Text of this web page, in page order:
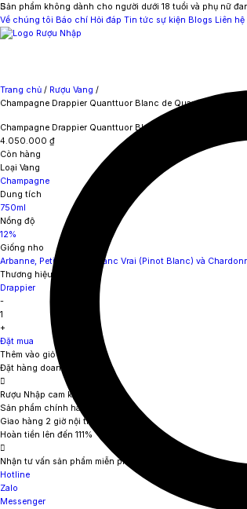
Sản phẩm không dành cho người dưới 18 tuổi và phụ nữ
Về chúng tôi Báo chí Hỏi đáp Tin tức sự kiện Blogs Liên hệ
Trang chủ / Rượu Vang /
Champagne Drappier Quanttuor Blanc de Quantre Blancs
Champagne Drappier Quanttuor Blanc de Quantre Blancs
4.050.000 ₫
Còn hàng
Loại Vang
Champagne
Dung tích
750ml
Nồng độ
12%
Giống nho
Arbanne, Petit Meslier, Blanc Vrai (Pinot Blanc) và
Thương hiệu
Drappier
-
1
+
Đặt mua
Thêm vào giỏ hàng
Đặt hàng doanh nghiệp
Rượu Nhập cam kết
Sản phẩm chính hãng
Giao hàng 2 giờ nội thành
Hoàn tiền lên đến 111%
Nhận tư vấn sản phẩm miễn phí
Hotline
Zalo
Messenger